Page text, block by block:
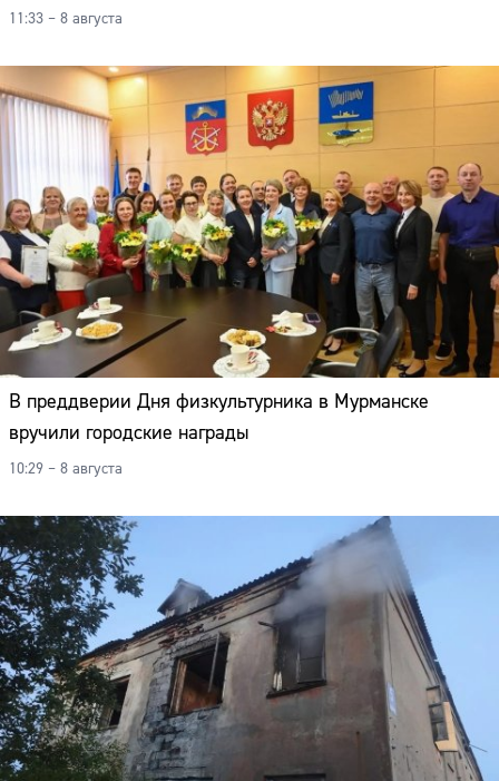
11:33 – 8 августа
В преддверии Дня физкультурника в Мурманске
вручили городские награды
10:29 – 8 августа